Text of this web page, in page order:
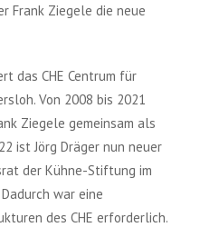
Frank Ziegele die neue
das CHE Centrum für
Von 2008 bis 2021
Ziegele gemeinsam als
ist Jörg Dräger nun neuer
der Kühne-Stiftung im
war eine
des CHE erforderlich.